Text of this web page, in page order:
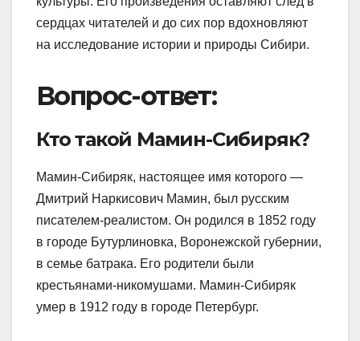
сердцах читателей и до сих пор вдохновляют
на исследование истории и природы Сибири.
Вопрос-ответ:
Кто такой Мамин-Сибиряк?
Мамин-Сибиряк, настоящее имя которого —
Дмитрий Наркисович Мамин, был русским
писателем-реалистом. Он родился в 1852 году
в городе Бутурлиновка, Воронежской губернии,
в семье батрака. Его родители были
крестьянами-никомушами. Мамин-Сибиряк
умер в 1912 году в городе Петербург.